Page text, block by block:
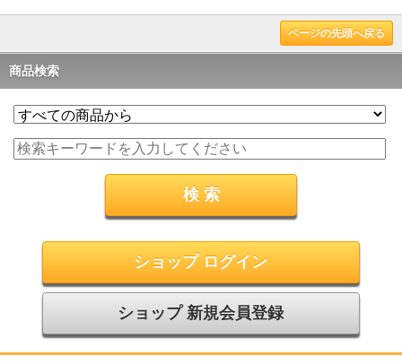
ページの先頭へ戻る
商品検索
ショップ ログイン
ショップ 新規会員登録